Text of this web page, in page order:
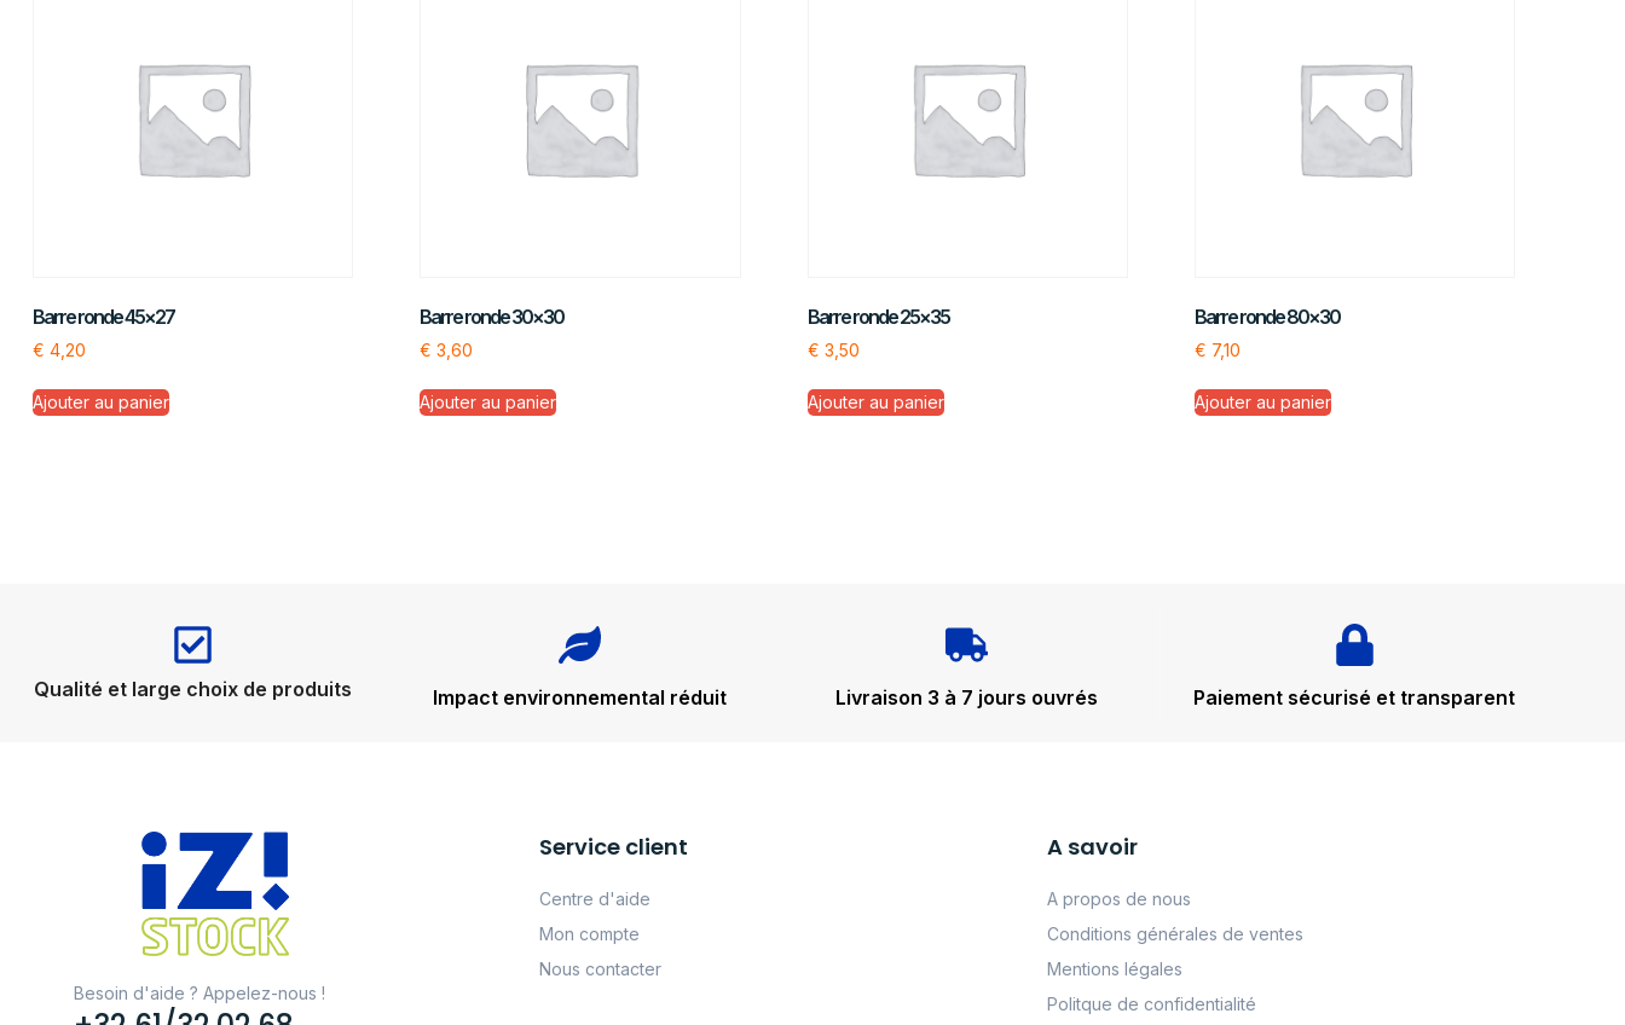
Barre ronde 45×27
€ 4,20
Ajouter au panier
Barre ronde 30×30
€ 3,60
Ajouter au panier
Barre ronde 25×35
€ 3,50
Ajouter au panier
Barre ronde 80×30
€ 7,10
Ajouter au panier
Qualité et large choix de produits Impact environnemental réduit Livraison 3 à 7 jours ouvrés Paiement sécurisé et transparent
Besoin d'aide ? Appelez-nous !
Service client
Centre d'aide
Mon compte
Nous contacter
A savoir
A propos de nous
Conditions générales de ventes
Mentions légales
Politque de confidentialité